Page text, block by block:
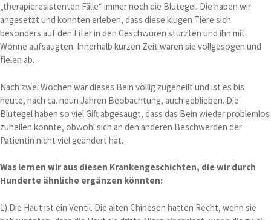
„therapieresistenten Fälle“ immer noch die Blutegel. Die haben wir
angesetzt und konnten erleben, dass diese klugen Tiere sich
besonders auf den Eiter in den Geschwüren stürzten und ihn mit
Wonne aufsaugten. Innerhalb kurzen Zeit waren sie vollgesogen und
fielen ab.
Nach zwei Wochen war dieses Bein völlig zugeheilt und ist es bis
heute, nach ca. neun Jahren Beobachtung, auch geblieben. Die
Blutegel haben so viel Gift abgesaugt, dass das Bein wieder problemlos
zuheilen konnte, obwohl sich an den anderen Beschwerden der
Patientin nicht viel geändert hat.
Was lernen wir aus diesen Krankengeschichten, die wir durch
Hunderte ähnliche ergänzen könnten:
1) Die Haut ist ein Ventil. Die alten Chinesen hatten Recht, wenn sie